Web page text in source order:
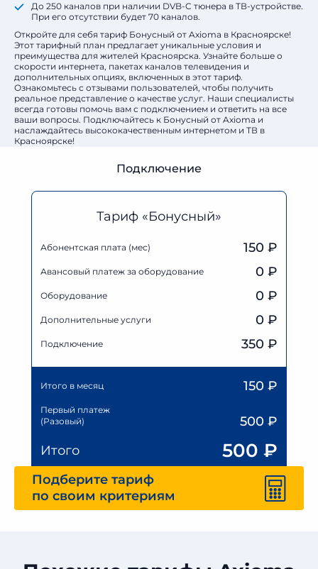
До 250 каналов при наличии DVB-C тюнера в ТВ-устройстве.
При его отсутствии будет 70 каналов.
Откройте для себя тариф Бонусный от Axioma в Красноярске!
Этот тарифный план предлагает уникальные условия и
преимущества для жителей Красноярска. Узнайте больше о
скорости интернета, пакетах каналов телевидения и
дополнительных опциях, включенных в этот тариф.
Ознакомьтесь с отзывами пользователей, чтобы получить
реальное представление о качестве услуг. Наши специалисты
всегда готовы помочь вам с подключением и ответить на все
ваши вопросы. Подключайтесь к Бонусный от Axioma и
наслаждайтесь высококачественным интернетом и ТВ в
Красноярске!
Подключение
Тариф «Бонусный»
Абонентская плата (мес) 150 ₽
Авансовый платеж за оборудование 0 ₽
Оборудование 0 ₽
Дополнительные услуги 0 ₽
Подключение 350 ₽
Итого в месяц 150 ₽
Первый платеж
(Разовый)
500 ₽
Итого
500 ₽
Подберите тариф
по своим критериям